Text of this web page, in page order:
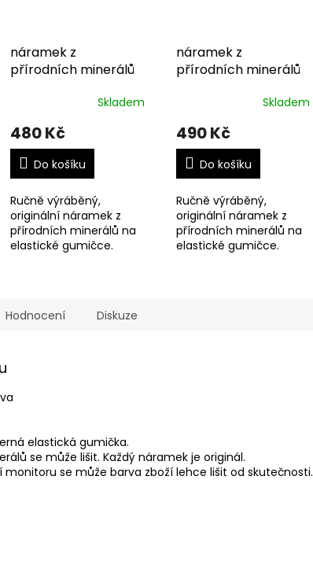
náramek z
přírodních minerálů
Skladem
480 Kč
Do košíku
Ručně výráběný,
originální náramek z
přírodních minerálů na
elastické gumičce.
náramek z
přírodních minerálů
Skladem
490 Kč
Do košíku
Ručně výráběný,
originální náramek z
přírodních minerálů na
elastické gumičce.
Hodnocení Diskuze
elastická gumička.
se může lišit. Každý náramek je originál.
se může barva zboží lehce lišit od skutečnosti.